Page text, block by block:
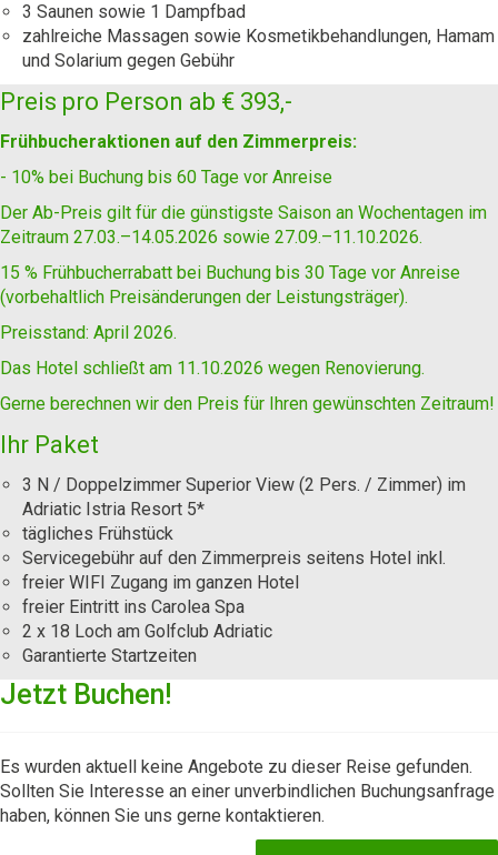
3 Saunen sowie 1 Dampfbad
zahlreiche Massagen sowie Kosmetikbehandlungen, Hamam
und Solarium gegen Gebühr
Preis pro Person ab € 393,-
Frühbucheraktionen auf den Zimmerpreis:
- 10% bei Buchung bis 60 Tage vor Anreise
Der Ab-Preis gilt für die günstigste Saison an Wochentagen im
Zeitraum 27.03.–14.05.2026 sowie 27.09.–11.10.2026.
15 % Frühbucherrabatt bei Buchung bis 30 Tage vor Anreise
(vorbehaltlich Preisänderungen der Leistungsträger).
Preisstand: April 2026.
Das Hotel schließt am 11.10.2026 wegen Renovierung.
Gerne berechnen wir den Preis für Ihren gewünschten Zeitraum!
Ihr Paket
3 N / Doppelzimmer Superior View (2 Pers. / Zimmer) im
Adriatic Istria Resort 5*
tägliches Frühstück
Servicegebühr auf den Zimmerpreis seitens Hotel inkl.
freier WIFI Zugang im ganzen Hotel
freier Eintritt ins Carolea Spa
2 x 18 Loch am Golfclub Adriatic
Garantierte Startzeiten
Jetzt Buchen!
Es wurden aktuell keine Angebote zu dieser Reise gefunden.
Sollten Sie Interesse an einer unverbindlichen Buchungsanfrage
haben, können Sie uns gerne kontaktieren.